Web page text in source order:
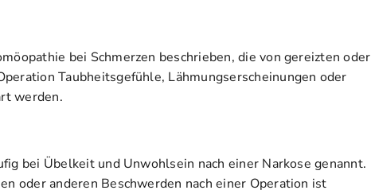
bei Schmerzen beschrieben, die von gereizten oder
Taubheitsgefühle, Lähmungserscheinungen oder
werden.
bei Übelkeit und Unwohlsein nach einer Narkose genannt.
oder anderen Beschwerden nach einer Operation ist